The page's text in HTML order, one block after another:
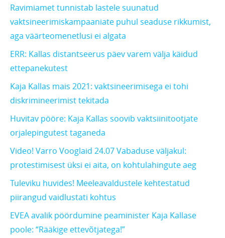
Ravimiamet tunnistab lastele suunatud
vaktsineerimiskampaaniate puhul seaduse rikkumist,
aga väärteomenetlusi ei algata
ERR: Kallas distantseerus päev varem välja käidud
ettepanekutest
Kaja Kallas mais 2021: vaktsineerimisega ei tohi
diskrimineerimist tekitada
Huvitav pööre: Kaja Kallas soovib vaktsiinitootjate
orjalepingutest taganeda
Video! Varro Vooglaid 24.07 Vabaduse väljakul:
protestimisest üksi ei aita, on kohtulahingute aeg
Tuleviku huvides! Meeleavaldustele kehtestatud
piirangud vaidlustati kohtus
EVEA avalik pöördumine peaminister Kaja Kallase
poole: “Rääkige ettevõtjatega!”